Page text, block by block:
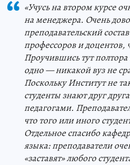
«Учусь на втором курсе
на менеджера. Очень
преподавательский
профессоров и доцентов,
Проучившись тут полтора
одно — никакой вуз не
Поскольку Институт не
студенты знают друг
педагогами.
что того или иного
Отдельное спасибо
языка: преподаватели
«заставят» любого